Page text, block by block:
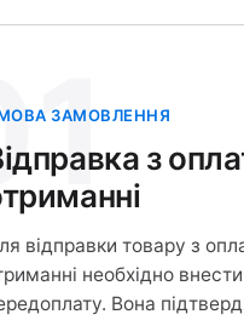
ЗАМОВЛЕННЯ
з
відправки товару з
необхідно
Вона